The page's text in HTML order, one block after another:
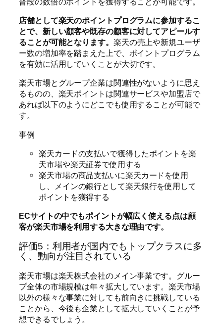
店舗として楽天のポイントプログラムに参加するこ
とで、新しい顧客や既存の顧客に対してアピールす
ることが可能となります。 楽天の売上や新規ユーザ
ー数の増加率を踏まえた上で、ポイントプログラム
を有効に活用していくことが大切です。
楽天市場とグループ企業は関連性がないように思え
るものの、楽天ポイントは関連サービスや加盟店で
あれば以下のようにどこでも使用することが可能で
す。
事例
楽天カードの支払いで獲得したポイントを楽
天市場や楽天証券で使用する
楽天市場の商品支払いに楽天カードを使用
し、メインの銀行として楽天銀行を使用して
ポイントを獲得する
ECサイトの中でもポイントが幅広く使える点は顧
客が楽天市場を利用する大きな理由です。
評価5：利用者が国内でもトップクラスに多
く、動向が注目されている
楽天市場は楽天株式会社のメイン事業です。グルー
プ全体の市場規模は年々拡大しています。楽天市場
以外の様々な事業に対しても前向きに挑戦している
ことから、今後も企業として拡大していくことが予
想できるでしょう。